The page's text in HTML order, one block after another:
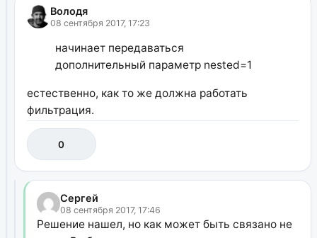
Володя
08 сентября 2017, 17:23
начинает передаваться
дополнительный параметр nested=1
естественно, как то же должна работать
фильтрация.
0
Сергей
08 сентября 2017, 17:46
Решение нашел, но как может быть связано не